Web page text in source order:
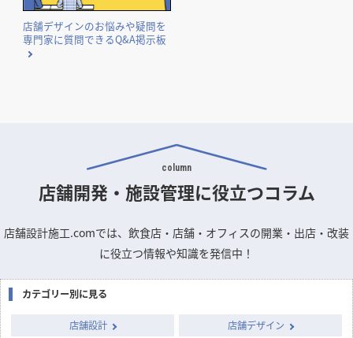
店舗デザインのお悩みや疑問を
専門家に質問できるQ&A掲示板
column
店舗開発・施設管理に役立つコラム
店舗設計施工.comでは、飲食店・店舗・オフィスの開業・出店・改装
に役立つ情報や知識を発信中！
カテゴリー別に見る
店舗設計
店舗デザイン